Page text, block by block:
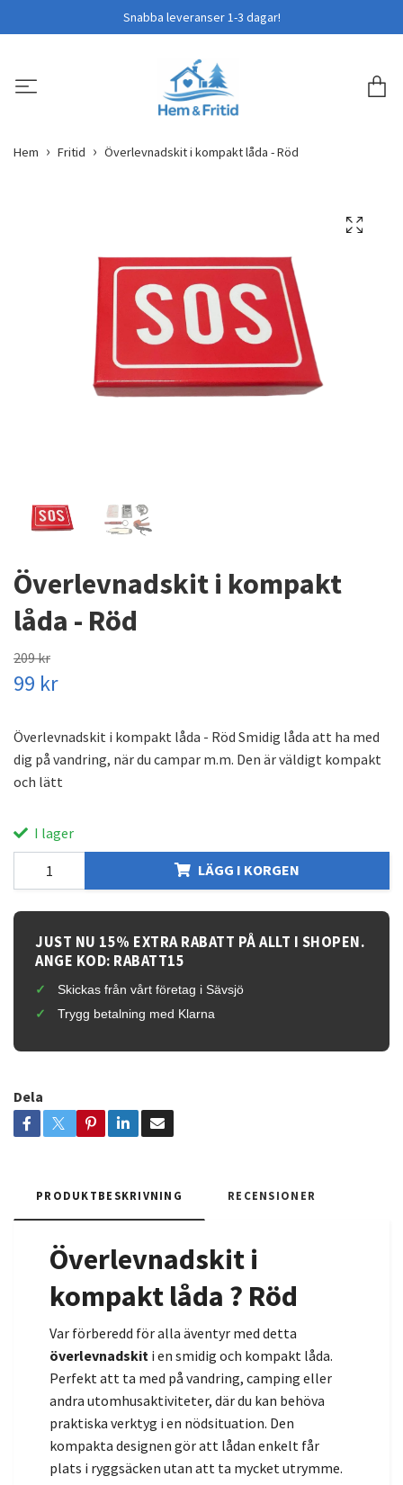
Snabba leveranser 1-3 dagar!
Hem Fritid Överlevnadskit i kompakt låda - Röd
Överlevnadskit i kompakt
låda - Röd
209 kr
99 kr
Överlevnadskit i kompakt låda - Röd Smidig låda att ha med
dig på vandring, när du campar m.m. Den är väldigt kompakt
och lätt
I lager
LÄGG I KORGEN
JUST NU 15% EXTRA RABATT PÅ ALLT I SHOPEN.
ANGE KOD: RABATT15
Skickas från vårt företag i Sävsjö
Trygg betalning med Klarna
Dela
PRODUKTBESKRIVNING RECENSIONER
Överlevnadskit i
kompakt låda ? Röd
Var förberedd för alla äventyr med detta
överlevnadskit i en smidig och kompakt låda.
Perfekt att ta med på vandring, camping eller
andra utomhusaktiviteter, där du kan behöva
praktiska verktyg i en nödsituation. Den
kompakta designen gör att lådan enkelt får
plats i ryggsäcken utan att ta mycket utrymme.